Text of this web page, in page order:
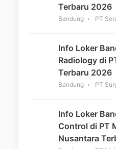
Terbaru 2026
Bandung PT
Info Loker
Radiology di
Terbaru 2026
Bandung PT
Info Loker
Control di PT
Nusantara